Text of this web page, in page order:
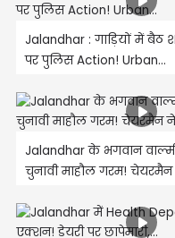
Jalandhar : गाड़ियों में बैठ
पर पुलिस Action! Urban...
Jalandhar के भगवान
चुनावी माहौल गरम! चेयरमैन